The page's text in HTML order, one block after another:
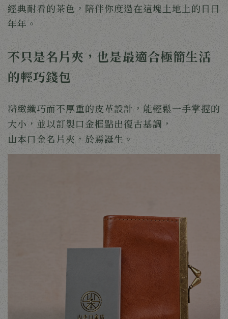
經典耐看的茶色，陪伴你度過在這塊土地上的日日
年年。
不只是名片夾，也是最適合極簡生活
的輕巧錢包
精緻纖巧而不厚重的皮革設計，能輕鬆一手掌握的
大小，並以訂製口金框點出復古基調，
山本口金名片夾，於焉誕生。